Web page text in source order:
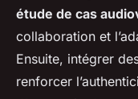
étude de cas
collaboration et
Ensuite, intégrer
renforcer